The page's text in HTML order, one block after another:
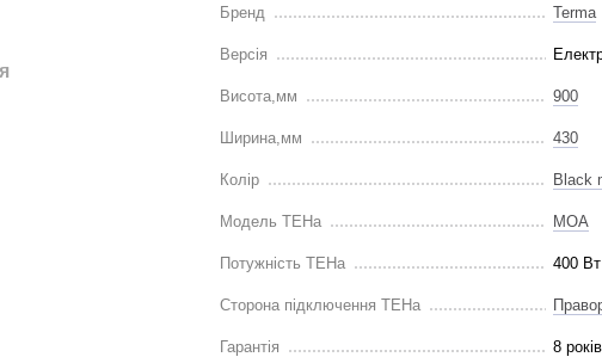
Бренд Terma
Версія
Висота,мм 900
Ширина,мм 430
Колір Black
Модель ТЕНа MOA
Потужність ТЕНа 400 Вт
Сторона підключення ТЕНа
Гарантія 8